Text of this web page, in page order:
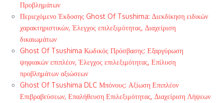
Προβλημάτων
Περιεχόμενο Έκδοσης Ghost Of Tsushima: Διεκδίκηση ειδικών
χαρακτηριστικών, Έλεγχος επιλεξιμότητας, Διαχείριση
δικαιωμάτων
Ghost Of Tsushima Κωδικός Πρόσβασης: Εξαργύρωση
ψηφιακών επιπλέον, Έλεγχος επιλεξιμότητας, Επίλυση
προβλημάτων αξιώσεων
Ghost Of Tsushima DLC Μπόνους: Αξίωση Επιπλέον
Επιβραβεύσεων, Επαλήθευση Επιλεξιμότητας, Διαχείριση Λήψεων